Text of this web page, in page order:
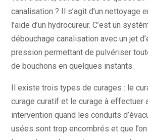
canalisation ? Il s’agit d’un nettoyage
l’aide d’un hydrocureur. C’est un
débouchage canalisation avec un jet
pression permettant de pulvériser
de bouchons en quelques instants.
Il existe trois types de curages : le
curage curatif et le curage à effectuer
intervention quand les conduits
usées sont trop encombrés et que